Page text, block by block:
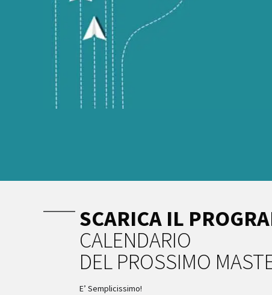
SCARICA IL
CALENDARIO
DEL PROSSIMO
E’ Semplicissimo!